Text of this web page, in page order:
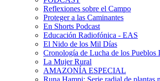
Reflexiones sobre el Campo
Proteger a las Caminantes
En Shorts Podcast
Educación Radiofónica - EAS
El Nido de los Mil Días
Cronología de Lucha de los Pueblos
La Mujer Rural
AMAZONÍA ESPECIAL
Runa Hampi: Serie radial de plantas